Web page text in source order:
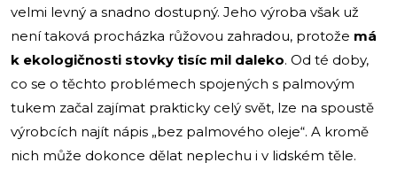
velmi levný a snadno dostupný. Jeho výroba však už
není taková procházka růžovou zahradou, protože má
k ekologičnosti stovky tisíc mil daleko. Od té doby,
co se o těchto problémech spojených s palmovým
tukem začal zajímat prakticky celý svět, lze na spoustě
výrobcích najít nápis „bez palmového oleje“. A kromě
nich může dokonce dělat neplechu i v lidském těle.